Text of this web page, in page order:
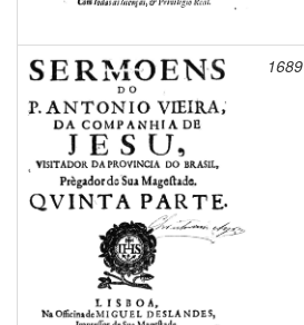
1689